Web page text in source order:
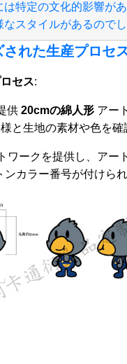
は特定の文化的影響が
なスタイルがあるので
された生産プロセ
セス:
供 20cmの綿人形アー
と生地の素材や色を確
ワークを提供し、アー
ンカラー番号が付けら